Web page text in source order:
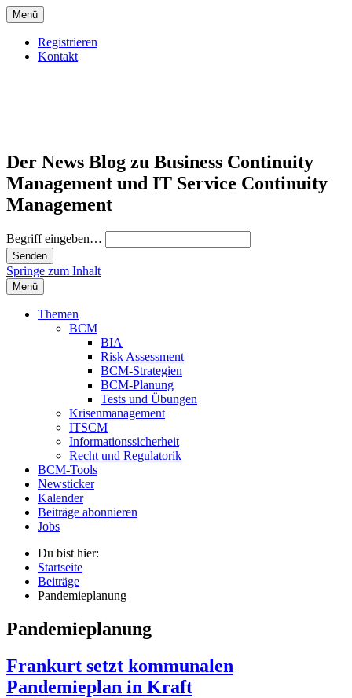
Menü
Registrieren
Kontakt
Der News Blog zu Business Continuity
Management und IT Service Continuity
Management
Begriff eingeben…
Springe zum Inhalt
Menü
Themen
BCM
BIA
Risk Assessment
BCM-Strategien
BCM-Planung
Tests und Übungen
Krisenmanagement
ITSCM
Informationssicherheit
Recht und Regulatorik
BCM-Tools
Newsticker
Kalender
Beiträge abonnieren
Jobs
Du bist hier:
Startseite
Beiträge
Pandemieplanung
Pandemieplanung
Frankurt setzt kommunalen
Pandemieplan in Kraft